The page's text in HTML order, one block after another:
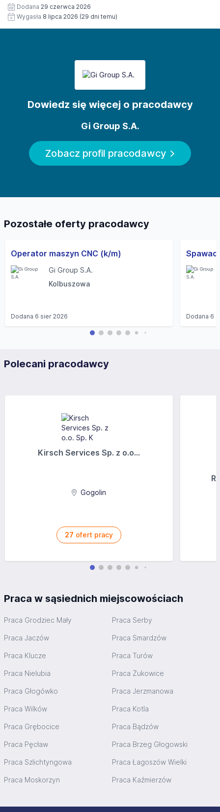
Dodana 29 czerwca 2026
Wygasła 8 lipca 2026 (29 dni temu)
Dowiedz się więcej o pracodawcy
Gi Group S.A.
Zobacz profil pracodawcy
Pozostałe oferty pracodawcy
Operator maszyn CNC (k/m)
Gi Group S.A.
Kolbuszowa
Dodana 6 sier 2026 Dodana 6
Polecani pracodawcy
Kirsch Services Sp. z o.o...
Gogolin
27 ofert pracy
Praca w sąsiednich miejscowościach
Praca Grodziec Mały Praca Serby
Praca Jaczów Praca Smardzów
Praca Klucze Praca Turów
Praca Nielubia Praca Żukowice
Praca Głogówko Praca Jerzmanowa
Praca Wilków Praca Kotla
Praca Grębocice Praca Bądzów
Praca Pęcław Praca Brzeg Głogowski
Praca Szlichtyngowa Praca Łagoszów Wielki
Praca Moskorzyn Praca Kaźmierzów